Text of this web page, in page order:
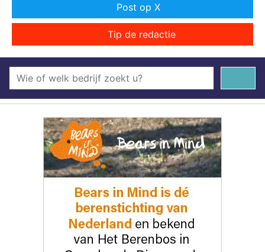
Post op X
Tip de redactie